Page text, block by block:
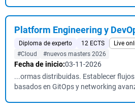
Platform Engineering y
Diploma de experto 12 ECTS
Live
#Cloud
#nuevos masters 2026
Fecha de inicio:03-11-2026
...ormas distribuidas. Establecer
basados en GitOps y networking